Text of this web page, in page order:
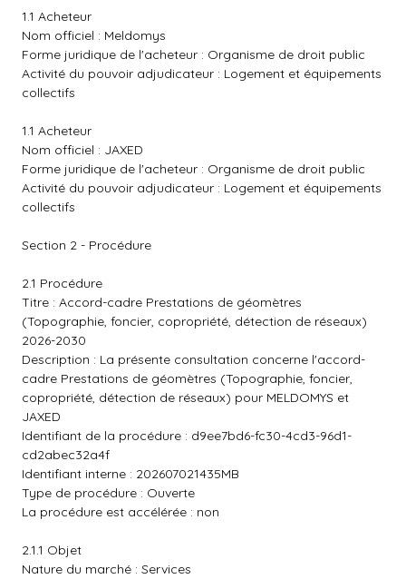
1.1 Acheteur
Nom officiel : Meldomys
Forme juridique de l'acheteur : Organisme de droit public
Activité du pouvoir adjudicateur : Logement et équipements
collectifs
1.1 Acheteur
Nom officiel : JAXED
Forme juridique de l'acheteur : Organisme de droit public
Activité du pouvoir adjudicateur : Logement et équipements
collectifs
Section 2 - Procédure
2.1 Procédure
Titre : Accord-cadre Prestations de géomètres
(Topographie, foncier, copropriété, détection de réseaux)
2026-2030
Description : La présente consultation concerne l'accord-
cadre Prestations de géomètres (Topographie, foncier,
copropriété, détection de réseaux) pour MELDOMYS et
JAXED
Identifiant de la procédure : d9ee7bd6-fc30-4cd3-96d1-
cd2abec32a4f
Identifiant interne : 202607021435MB
Type de procédure : Ouverte
La procédure est accélérée : non
2.1.1 Objet
Nature du marché : Services